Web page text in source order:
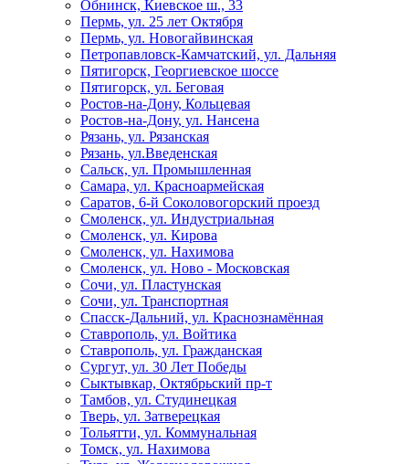
Обнинск, Киевское ш., 33
Пермь, ул. 25 лет Октября
Пермь, ул. Новогайвинская
Петропавловск-Камчатский, ул. Дальняя
Пятигорск, Георгиевское шоссе
Пятигорск, ул. Беговая
Ростов-на-Дону, Кольцевая
Ростов-на-Дону, ул. Нансена
Рязань, ул. Рязанская
Рязань, ул.Введенская
Сальск, ул. Промышленная
Самара, ул. Красноармейская
Саратов, 6-й Соколовогорский проезд
Смоленск, ул. Индустриальная
Смоленск, ул. Кирова
Смоленск, ул. Нахимова
Смоленск, ул. Ново - Московская
Сочи, ул. Пластунская
Сочи, ул. Транспортная
Спасск-Дальний, ул. Краснознамённая
Ставрополь, ул. Войтика
Ставрополь, ул. Гражданская
Сургут, ул. 30 Лет Победы
Сыктывкар, Октябрьский пр-т
Тамбов, ул. Студинецкая
Тверь, ул. Затверецкая
Тольятти, ул. Коммунальная
Томск, ул. Нахимова